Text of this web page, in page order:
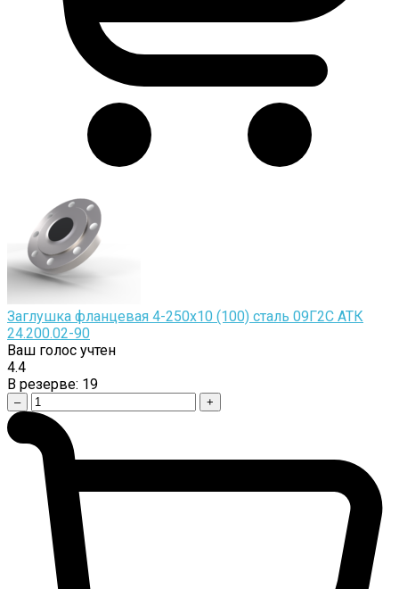
Заглушка фланцевая 4-250х10 (100) сталь 09Г2С АТК
24.200.02-90
Ваш голос учтен
4.4
В резерве: 19
– +